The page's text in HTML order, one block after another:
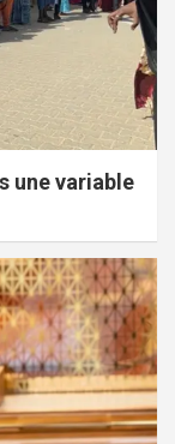
une variable